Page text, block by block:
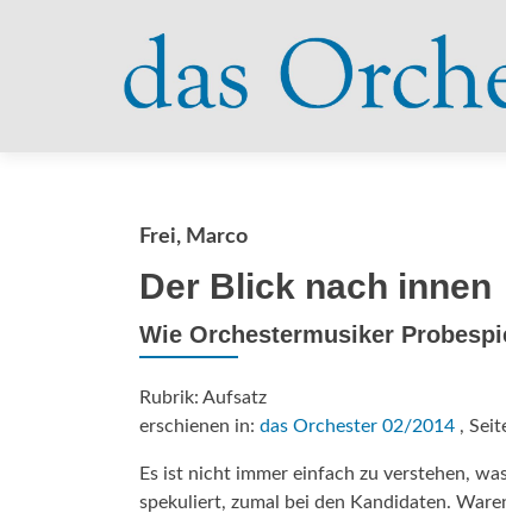
Frei, Marco
Der Blick nach innen
Wie Orchestermusiker
Rubrik: Aufsatz
erschienen in: das Orchester 02/2014 ,
Es ist nicht immer einfach zu verstehen,
spekuliert, zumal bei den Kandidaten.